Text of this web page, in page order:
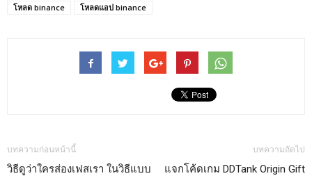
โหลด binance
โหลดแอป binance
บทความก่อนหน้านี้
วิธีดูว่าใครส่องเฟสเรา ในวิธีแบบ
บทความถัดไป
แจกโค้ดเกม DDTank Origin Gift